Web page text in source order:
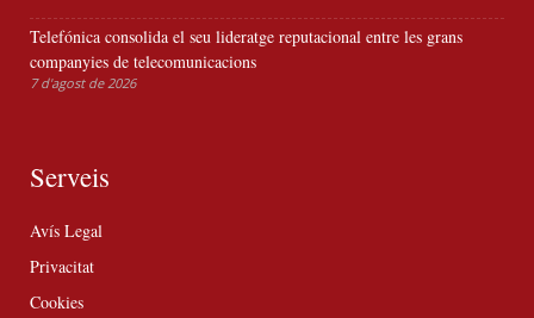
Telefónica consolida el seu lideratge reputacional entre les grans
companyies de telecomunicacions
7 d'agost de 2026
Serveis
Avís Legal
Privacitat
Cookies